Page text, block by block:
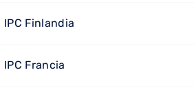
IPC Finlandia
IPC Francia